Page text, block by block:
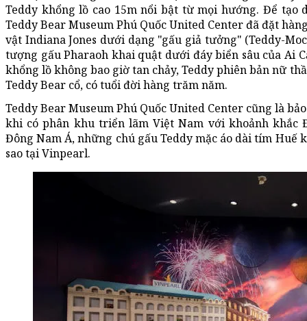
Teddy khổng lồ cao 15m nổi bật từ mọi hướng. Để
Teddy Bear Museum Phú Quốc United Center đã đặt
vật Indiana Jones dưới dạng "gấu giả tưởng" (Teddy-
tượng gấu Pharaoh khai quật dưới đáy biển sâu của Ai
khổng lồ không bao giờ tan chảy, Teddy phiên bản nữ
Teddy Bear cổ, có tuổi đời hàng trăm năm.
Teddy Bear Museum Phú Quốc United Center cũng là
khi có phân khu triển lãm Việt Nam với khoảnh khắc
Đông Nam Á, những chú gấu Teddy mặc áo dài tím Huế
sao tại Vinpearl.